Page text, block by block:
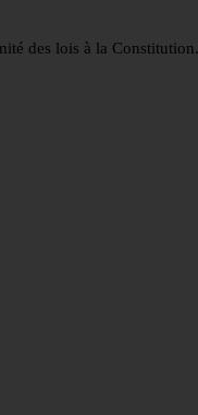
des lois à la Constitution.